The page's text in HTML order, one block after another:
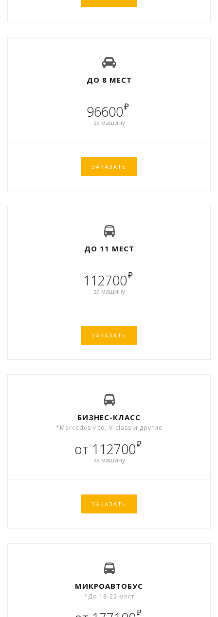
ДО 8 МЕСТ
96600₽
за машину
ЗАКАЗАТЬ
ДО 11 МЕСТ
112700₽
за машину
ЗАКАЗАТЬ
БИЗНЕС-КЛАСС
*Mercedes vito, V-class и другие
от 112700₽
за машину
ЗАКАЗАТЬ
МИКРОАВТОБУС
*До 18-22 мест
₽